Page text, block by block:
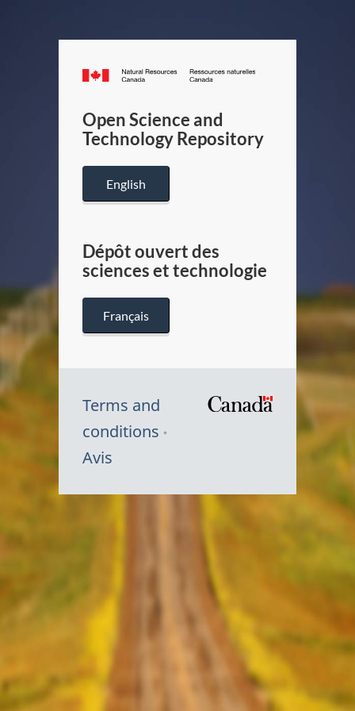
Canada.ca
/
Canada
Open Science and
Technology Repository
English
Dépôt ouvert des
sciences et technologie
Français
Terms and
conditions
Avis
Symbole
Canada